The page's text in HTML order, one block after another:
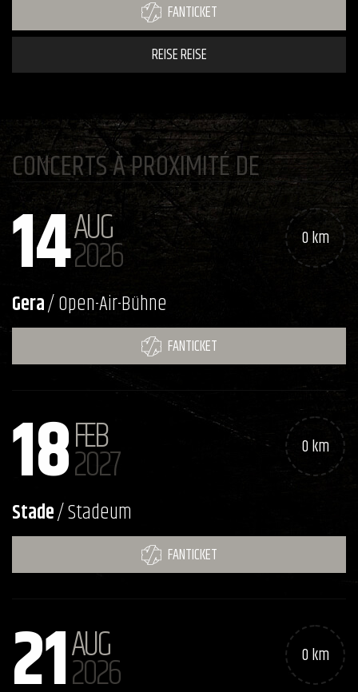
FANTICKET
REISE REISE
CONCERTS À PROXIMITÉ DE
14AUG
2026 0 km
Gera/ Open-Air-Bühne
FANTICKET
18FEB
2027 0 km
Stade/ Stadeum
FANTICKET
21AUG
2026 0 km